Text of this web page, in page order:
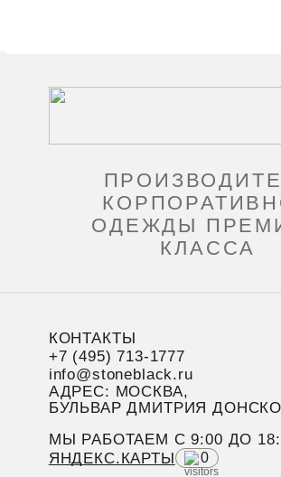
ОДЕЖДЫ
КЛАССА
КОНТАКТЫ
+7 (495) 713-1777
info@stoneblack.ru
АДРЕС: МОСКВА,
БУЛЬВАР ДМИТРИЯ
МЫ РАБОТАЕМ C 9:00 ДО
ЯНДЕКС.КАРТЫ
0